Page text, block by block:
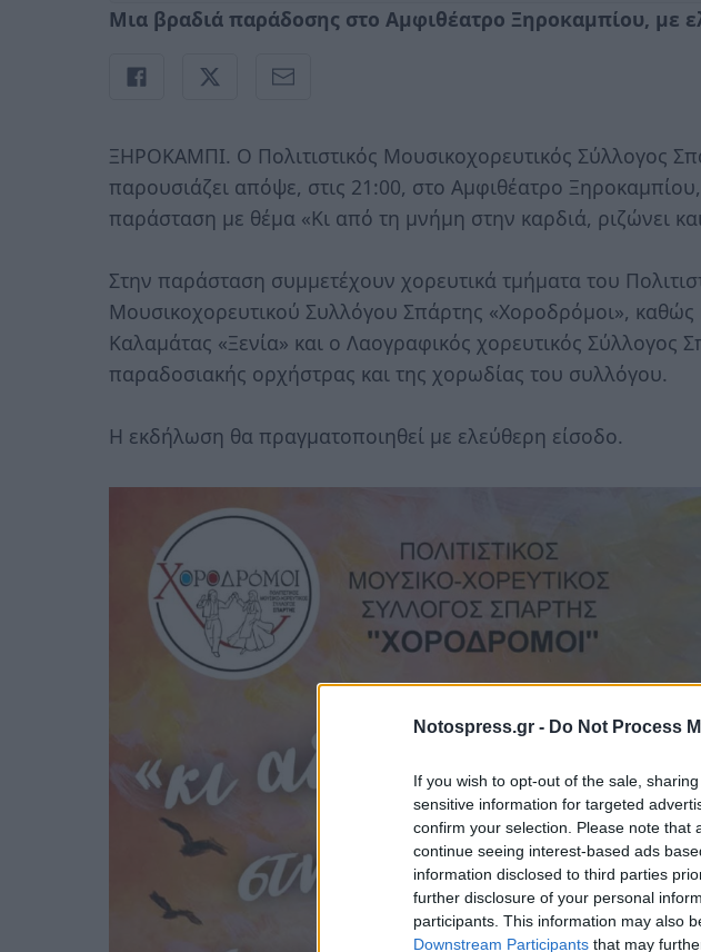
Notospress.gr - Do Not Process
If you wish to opt-out of the sale,
sensitive information for targeted
confirm your selection. Please note
continue seeing interest-based ads
information disclosed to third parties
further disclosure of your personal
participants. This information may also
Downstream Participants that may
Μια βραδιά παράδοσης στο Αμφιθέατρο Ξηροκαμπίου, με
ΞΗΡΟΚΑΜΠΙ. Ο Πολιτιστικός Μουσικοχορευτικός Σύλλογος
παρουσιάζει απόψε, στις 21:00, στο Αμφιθέατρο
παράσταση με θέμα «Κι από τη μνήμη στην καρδιά, ριζώνει
Στην παράσταση συμμετέχουν χορευτικά τμήματα του
Μουσικοχορευτικού Συλλόγου Σπάρτης «Χοροδρόμοι»,
Καλαμάτας «Ξενία» και ο Λαογραφικός χορευτικός Σύλλογος
παραδοσιακής ορχήστρας και της χορωδίας του συλλόγου.
Η εκδήλωση θα πραγματοποιηθεί με ελεύθερη είσοδο.